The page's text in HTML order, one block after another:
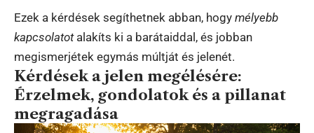
Ezek a kérdések segíthetnek abban, hogy mélyebb
kapcsolatotalakíts ki a barátaiddal, és jobban
megismerjétek egymás múltját és jelenét.
Kérdések a jelen megélésére:
Érzelmek, gondolatok és a pillanat
megragadása